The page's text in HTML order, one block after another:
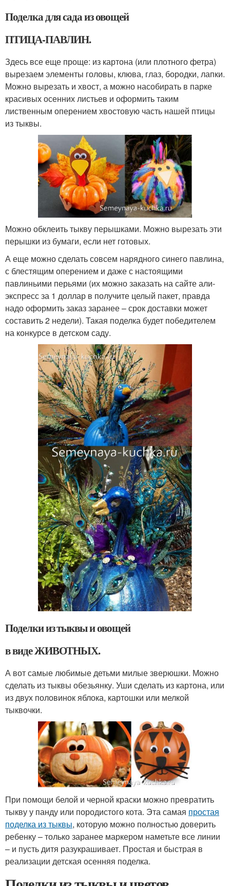
Поделка для сада из овощей
ПТИЦА-ПАВЛИН.
Здесь все еще проще: из картона (или плотного фетра)
вырезаем элементы головы, клюва, глаз, бородки, лапки.
Можно вырезать и хвост, а можно насобирать в парке
красивых осенних листьев и оформить таким
лиственным оперением хвостовую часть нашей птицы
из тыквы.
Можно обклеить тыкву перышками. Можно вырезать эти
перышки из бумаги, если нет готовых.
А еще можно сделать совсем нарядного синего павлина,
с блестящим оперением и даже с настоящими
павлиньими перьями (их можно заказать на сайте али-
экспресс за 1 доллар в получите целый пакет, правда
надо оформить заказ заранее – срок доставки может
составить 2 недели). Такая поделка будет победителем
на конкурсе в детском саду.
Поделки из тыквы и овощей
в виде ЖИВОТНЫХ.
А вот самые любимые детьми милые зверюшки. Можно
сделать из тыквы обезьянку. Уши сделать из картона, или
из двух половинок яблока, картошки или мелкой
тыквочки.
При помощи белой и черной краски можно превратить
тыкву у панду или породистого кота. Эта самая простая
поделка из тыквы, которую можно полностью доверить
ребенку – только заранее маркером наметьте все линии
– и пусть дитя разукрашивает. Простая и быстрая в
реализации детская осенняя поделка.